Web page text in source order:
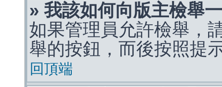
» 我該如何向版主檢舉
如果管理員允許檢舉，
舉的按鈕，而後按照提
回頂端